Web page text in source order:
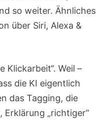
so weiter. Ähnliches
über Siri, Alexa &
Klickarbeit“. Weil –
die KI eigentlich
das Tagging, die
Erklärung „richtiger“